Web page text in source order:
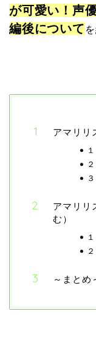
が可愛い！声
編後について
アマリリ
アマリリ
む）
～まとめ